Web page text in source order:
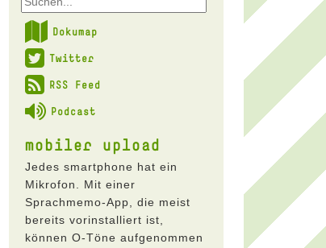
Dokumap
Twitter
RSS Feed
Podcast
mobiler upload
Jedes smartphone hat ein
Mikrofon. Mit einer
Sprachmemo-App, die meist
bereits vorinstalliert ist,
können O-Töne aufgenommen